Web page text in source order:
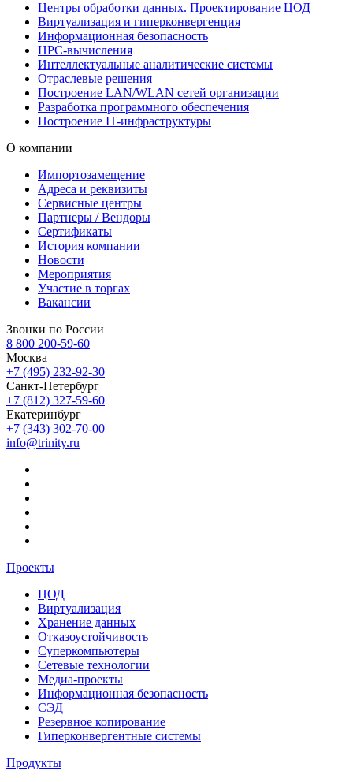
Центры обработки данных. Проектирование ЦОД
Виртуализация и гиперконвергенция
Информационная безопасность
HPC-вычисления
Интеллектуальные аналитические системы
Отраслевые решения
Построение LAN/WLAN сетей организации
Разработка программного обеспечения
Построение IT-инфраструктуры
О компании
Импортозамещение
Адреса и реквизиты
Сервисные центры
Партнеры / Вендоры
Сертификаты
История компании
Новости
Мероприятия
Участие в торгах
Вакансии
Звонки по России
8 800 200-59-60
Москва
+7 (495) 232-92-30
Санкт-Петербург
+7 (812) 327-59-60
Екатеринбург
+7 (343) 302-70-00
info@trinity.ru
Проекты
ЦОД
Виртуализация
Хранение данных
Отказоустойчивость
Суперкомпьютеры
Сетевые технологии
Медиа-проекты
Информационная безопасность
СЭД
Резервное копирование
Гиперконвергентные системы
Продукты